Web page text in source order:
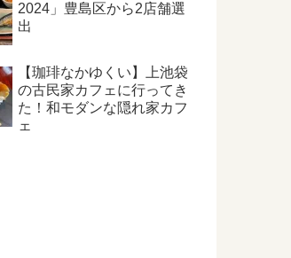
2024」豊島区から2店舗選
出
【珈琲なかゆくい】上池袋
の古民家カフェに行ってき
た！和モダンな隠れ家カフ
ェ